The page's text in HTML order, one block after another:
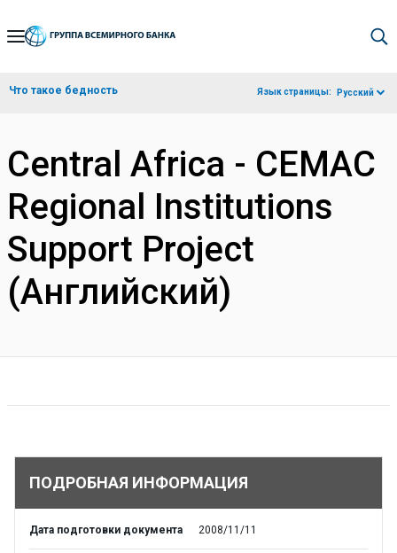
Skip
Navigation
Что такое бедность Язык страницы: Русский
Central Africa - CEMAC
Regional Institutions
Support Project
(Английский)
ПОДРОБНАЯ ИНФОРМАЦИЯ
Дата подготовки документа 2008/11/11